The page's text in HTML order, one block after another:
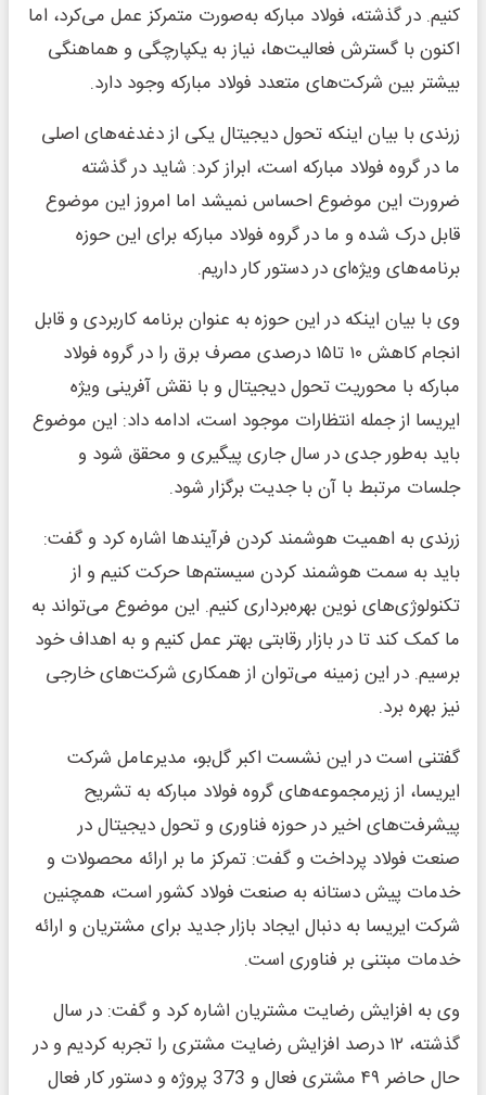
کنیم. در گذشته، فولاد مبارکه به‌صورت متمرکز عمل می‌کرد، اما
اکنون با گسترش فعالیت‌ها، نیاز به یکپارچگی و هماهنگی
بیشتر بین شرکت‌های متعدد فولاد مبارکه وجود دارد.
زرندی با بیان اینکه تحول دیجیتال یکی از دغدغه‌های اصلی
ما در گروه فولاد مبارکه است، ابراز کرد: شاید در گذشته
ضرورت این موضوع احساس نمیشد اما امروز این موضوع
قابل درک شده و ما در گروه فولاد مبارکه برای این حوزه
برنامه‌های ویژه‌ای در دستور کار داریم.
وی با بیان اینکه در این حوزه به عنوان برنامه کاربردی و قابل
انجام کاهش ۱۰ تا۱۵ درصدی مصرف برق را در گروه فولاد
مبارکه با محوریت تحول دیجیتال و با نقش آفرینی ویژه
ایریسا از جمله انتظارات موجود است، ادامه داد: این موضوع
باید به‌طور جدی در سال جاری پیگیری و محقق شود و
جلسات مرتبط با آن با جدیت برگزار شود.
زرندی به اهمیت هوشمند کردن فرآیندها اشاره کرد و گفت:
باید به سمت هوشمند کردن سیستم‌ها حرکت کنیم و از
تکنولوژی‌های نوین بهره‌برداری کنیم. این موضوع می‌تواند به
ما کمک کند تا در بازار رقابتی بهتر عمل کنیم و به اهداف خود
برسیم. در این زمینه می‌توان از همکاری شرکت‌های خارجی
نیز بهره برد.
گفتنی است در این نشست اکبر گل‌بو، مدیرعامل شرکت
ایریسا، از زیرمجموعه‌های گروه فولاد مبارکه به تشریح
پیشرفت‌های اخیر در حوزه فناوری و تحول دیجیتال در
صنعت فولاد پرداخت و گفت: تمرکز ما بر ارائه محصولات و
خدمات پیش دستانه به صنعت فولاد کشور است، همچنین
شرکت ایریسا به دنبال ایجاد بازار جدید برای مشتریان و ارائه
خدمات مبتنی بر فناوری است.
وی به افزایش رضایت مشتریان اشاره کرد و گفت: در سال
گذشته، ۱۲ درصد افزایش رضایت مشتری را تجربه کردیم و در
حال حاضر ۴۹ مشتری فعال و 373 پروژه و دستور کار فعال